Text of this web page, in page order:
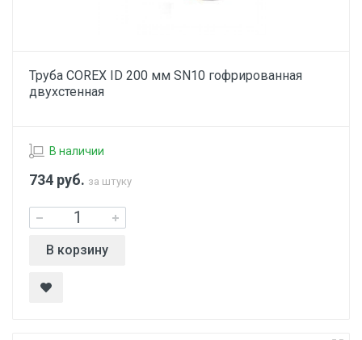
Труба COREX ID 200 мм SN10 гофрированная
двухстенная
В наличии
734 руб. за штуку
В корзину